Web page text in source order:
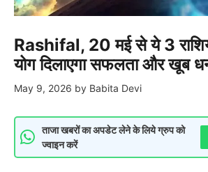
Rashifal, 20 मई से ये 3
योग दिलाएगा सफलता और खूब
May 9, 2026 by Babita Devi
ताजा खबरों का अपडेट लेने के लिये ग्रुप को
ज्वाइन करें